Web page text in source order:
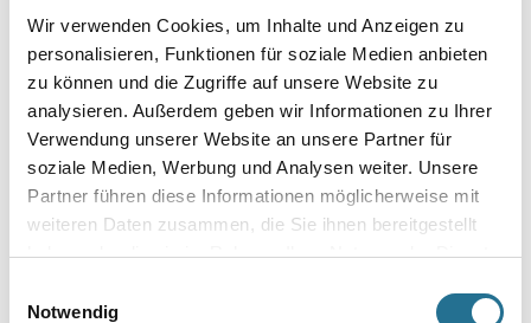
Wir verwenden Cookies, um Inhalte und Anzeigen zu
personalisieren, Funktionen für soziale Medien anbieten
zu können und die Zugriffe auf unsere Website zu
analysieren. Außerdem geben wir Informationen zu Ihrer
Verwendung unserer Website an unsere Partner für
soziale Medien, Werbung und Analysen weiter. Unsere
Partner führen diese Informationen möglicherweise mit
weiteren Daten zusammen, die Sie ihnen bereitgestellt
haben oder die sie im Rahmen Ihrer Nutzung der Dienste
Notwendig
Breite in centimeter
Gebinde
Umrechnungsfaktoren